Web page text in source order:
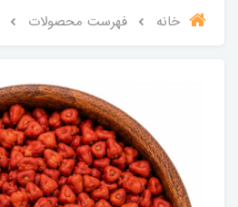
خانه فهرست محصولات